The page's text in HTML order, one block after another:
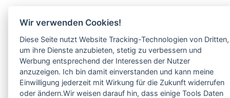
Wir verwenden Cookies!
Diese Seite nutzt Website Tracking-Technologien von Dritten,
um ihre Dienste anzubieten, stetig zu verbessern und
Werbung entsprechend der Interessen der Nutzer
anzuzeigen. Ich bin damit einverstanden und kann meine
Einwilligung jederzeit mit Wirkung für die Zukunft widerrufen
oder ändern.Wir weisen darauf hin, dass einige Tools Daten